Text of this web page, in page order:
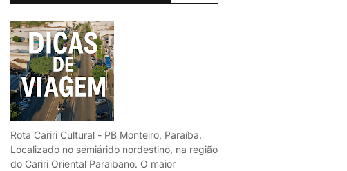
Rota Cariri Cultural - PB Monteiro, Paraíba.
Localizado no semiárido nordestino, na região
do Cariri Oriental Paraibano. O maior